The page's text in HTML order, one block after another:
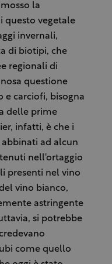
la
questo vegetale
invernali,
di biotipi, che
regionali di
questione
e carciofi, bisogna
delle prime
infatti, è che i
abbinati ad alcun
nell'ortaggio
presenti nel vino
vino bianco,
astringente
si potrebbe
come quello